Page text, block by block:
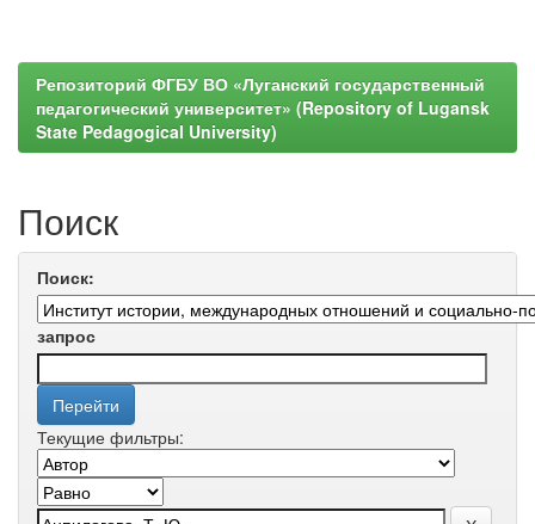
Репозиторий ФГБУ ВО «Луганский государственный
педагогический университет» (Repository of Lugansk
State Pedagogical University)
Поиск
Поиск:
запрос
Текущие фильтры: